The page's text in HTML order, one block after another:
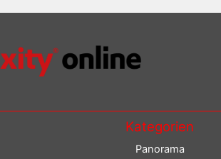
Kategorien
Panorama